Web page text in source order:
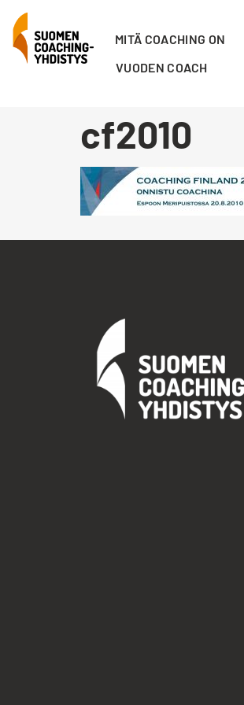
MITÄ COACHING ON
VUODEN COACH
cf2010